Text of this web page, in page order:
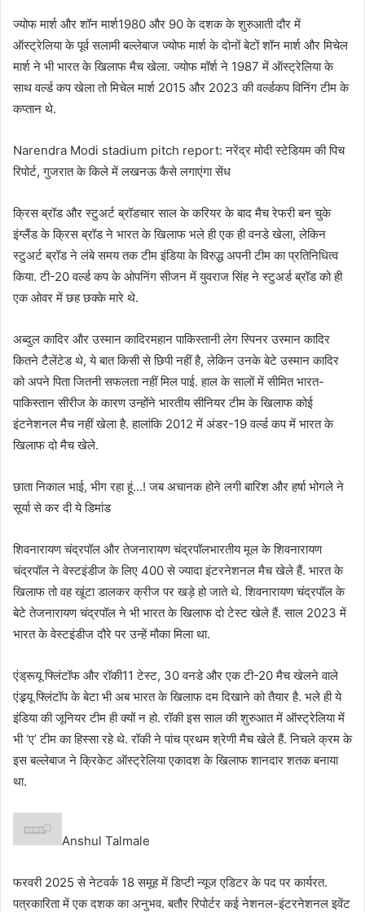
ज्योफ मार्श और शॉन मार्श1980 और 90 के दशक के शुरुआती दौर में
ऑस्ट्रेलिया के पूर्व सलामी बल्लेबाज ज्योफ मार्श के दोनों बेटों शॉन मार्श और मिचेल
मार्श ने भी भारत के खिलाफ मैच खेला. ज्‍योफ मॉर्श ने 1987 में ऑस्ट्रेलिया के
साथ वर्ल्ड कप खेला तो मिचेल मार्श 2015 और 2023 की वर्ल्‍डकप विनिंग टीम के
कप्तान थे.
Narendra Modi stadium pitch report: नरेंद्र मोदी स्टेडियम की पिच
रिपोर्ट, गुजरात के किले में लखनऊ कैसे लगाएंगा सेंध
क्रिस ब्रॉड और स्टुअर्ट ब्रॉडचार साल के करियर के बाद मैच रेफरी बन चुके
इंग्लैंड के क्रिस ब्रॉड ने भारत के खिलाफ भले ही एक ही वनडे खेला, लेकिन
स्टुअर्ट ब्रॉड ने लंबे समय तक टीम इंडिया के विरुद्ध अपनी टीम का प्रतिनिधित्व
किया. टी-20 वर्ल्ड कप के ओपनिंग सीजन में युवराज सिंह ने स्टुअर्ड ब्रॉड को ही
एक ओवर में छह छक्के मारे थे.
अब्दुल कादिर और उस्मान कादिरमहान पाकिस्तानी लेग स्पिनर उस्मान कादिर
कितने टैलेंटेड थे, ये बात किसी से छिपी नहीं है, लेकिन उनके बेटे उस्मान कादिर
को अपने पिता जितनी सफलता नहीं मिल पाई. हाल के सालों में सीमित भारत-
पाकिस्तान सीरीज के कारण उन्होंने भारतीय सीनियर टीम के खिलाफ कोई
इंटनेशनल मैच नहीं खेला है. हालांकि 2012 में अंडर-19 वर्ल्ड कप में भारत के
खिलाफ दो मैच खेले.
छाता निकाल भाई, भीग रहा हूं…! जब अचानक होने लगी बारिश और हर्षा भोगले ने
सूर्या से कर दी ये डिमांड
शिवनारायण चंद्रपॉल और तेजनारायण चंद्रपॉलभारतीय मूल के शिवनारायण
चंद्रपॉल ने वेस्टइंडीज के लिए 400 से ज्यादा इंटरनेशनल मैच खेले हैं. भारत के
खिलाफ तो वह खूंटा डालकर क्रीज पर खड़े हो जाते थे. शिवनारायण चंद्रपॉल के
बेटे तेजनारायण चंद्रपॉल ने भी भारत के खिलाफ दो टेस्ट खेले हैं. साल 2023 में
भारत के वेस्टइंडीज दौरे पर उन्हें मौका मिला था.
एंड्रूयू फ्लिंटॉफ और रॉकी11 टेस्ट, 30 वनडे और एक टी-20 मैच खेलने वाले
एंड्र्यू फ्लिंटॉप के बेटा भी अब भारत के खिलाफ दम दिखाने को तैयार है. भले ही ये
इंडिया की जूनियर टीम ही क्यों न हो. रॉकी इस साल की शुरुआत में ऑस्ट्रेलिया में
भी ‘ए’ टीम का हिस्सा रहे थे. रॉकी ने पांच प्रथम श्रेणी मैच खेले हैं. निचले क्रम के
इस बल्लेबाज ने क्रिकेट ऑस्ट्रेलिया एकादश के खिलाफ शानदार शतक बनाया
था.
Anshul Talmale
फरवरी 2025 से नेटवर्क 18 समूह में डिप्टी न्यूज एडिटर के पद पर कार्यरत.
पत्रकारिता में एक दशक का अनुभव. बतौर रिपोर्टर कई नेशनल-इंटरनेशनल इवेंट